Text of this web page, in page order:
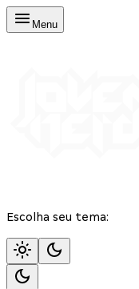
Menu
Escolha seu tema: